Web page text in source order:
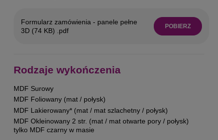
Formularz zamówienia - panele pełne
3D (74 KB) .pdf
POBIERZ
Rodzaje wykończenia
MDF Surowy
MDF Foliowany (mat / połysk)
MDF Lakierowany* (mat / mat szlachetny / połysk)
MDF Okleinowany 2 str. (mat / mat otwarte pory / połysk)
tylko MDF czarny w masie